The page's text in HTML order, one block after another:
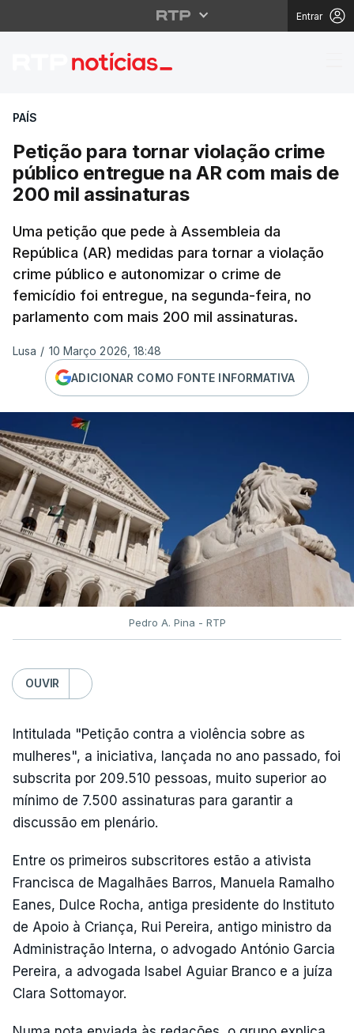
Entrar
Petição para tornar
PAÍS
Petição para tornar violação crime
público entregue na AR com mais de
200 mil assinaturas
Uma petição que pede à Assembleia da
República (AR) medidas para tornar a violação
crime público e autonomizar o crime de
femicídio foi entregue, na segunda-feira, no
parlamento com mais 200 mil assinaturas.
Lusa / 10 Março 2026, 18:48
ADICIONAR COMO FONTE INFORMATIVA
Pedro A. Pina - RTP
OUVIR
Intitulada "Petição contra a violência sobre as
mulheres", a iniciativa, lançada no ano passado, foi
subscrita por 209.510 pessoas, muito superior ao
mínimo de 7.500 assinaturas para garantir a
discussão em plenário.
Entre os primeiros subscritores estão a ativista
Francisca de Magalhães Barros, Manuela Ramalho
Eanes, Dulce Rocha, antiga presidente do Instituto
de Apoio à Criança, Rui Pereira, antigo ministro da
Administração Interna, o advogado António Garcia
Pereira, a advogada Isabel Aguiar Branco e a juíza
Clara Sottomayor.